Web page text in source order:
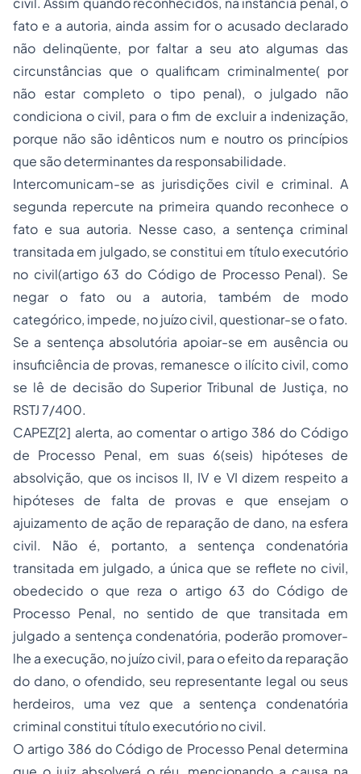
fato e a autoria, ainda assim for o acusado declarado
não delinqüente, por faltar a seu ato algumas das
circunstâncias que o qualificam criminalmente( por
não estar completo o tipo penal), o julgado não
condiciona o civil, para o fim de excluir a indenização,
porque não são idênticos num e noutro os princípios
que são determinantes da responsabilidade.
Intercomunicam-se as jurisdições civil e criminal. A
segunda repercute na primeira quando reconhece o
fato e sua autoria. Nesse caso, a sentença criminal
transitada em julgado, se constitui em título executório
no civil(artigo 63 do Código de Processo Penal). Se
negar o fato ou a autoria, também de modo
categórico, impede, no juízo civil, questionar-se o fato.
Se a sentença absolutória apoiar-se em ausência ou
insuficiência de provas, remanesce o ilícito civil, como
se lê de decisão do Superior Tribunal de Justiça, no
RSTJ 7/400.
CAPEZ[2] alerta, ao comentar o artigo 386 do Código
de Processo Penal, em suas 6(seis) hipóteses de
absolvição, que os incisos II, IV e VI dizem respeito a
hipóteses de falta de provas e que ensejam o
ajuizamento de ação de reparação de dano, na esfera
civil. Não é, portanto, a sentença condenatória
transitada em julgado, a única que se reflete no civil,
obedecido o que reza o artigo 63 do Código de
Processo Penal, no sentido de que transitada em
julgado a sentença condenatória, poderão promover-
lhe a execução, no juízo civil, para o efeito da reparação
do dano, o ofendido, seu representante legal ou seus
herdeiros, uma vez que a sentença condenatória
criminal constitui título executório no civil.
O artigo 386 do Código de Processo Penal determina